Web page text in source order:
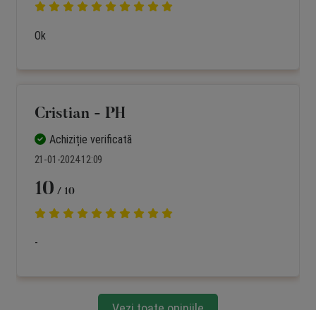
Ok
Cristian - PH
Achiziție verificată
21-01-2024 12:09
10 / 10
-